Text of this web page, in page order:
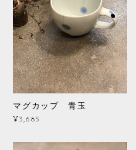
マグカップ 青玉
¥3,685